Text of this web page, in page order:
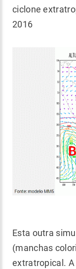
ciclone
2016
Esta outra
(manchas
extratropical.